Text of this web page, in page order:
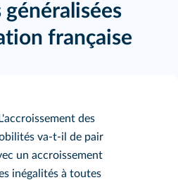
française
L'accroissement des
va‑t‑il de pair
un accroissement
inégalités à toutes